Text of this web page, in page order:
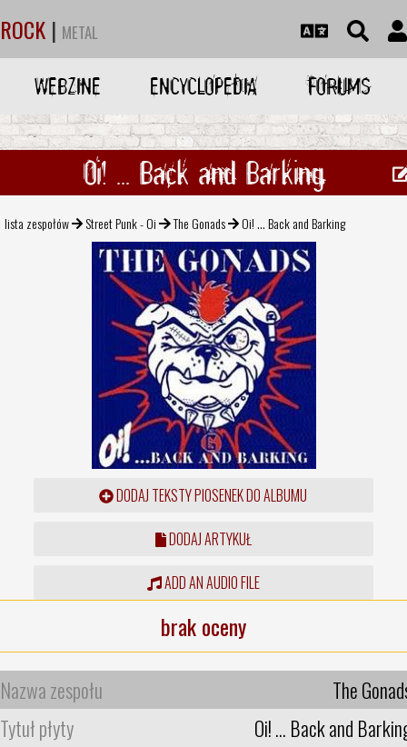
ROCK | METAL
WEBZINE ENCYCLOPEDIA FORUMS
Oi! ... Back and Barking
lista zespołów Street Punk - Oi The Gonads Oi! ... Back and Barking
DODAJ TEKSTY PIOSENEK DO ALBUMU
DODAJ ARTYKUŁ
ADD AN AUDIO FILE
brak oceny
Nazwa zespołu
The
Tytuł płyty
Oi! ... Back and